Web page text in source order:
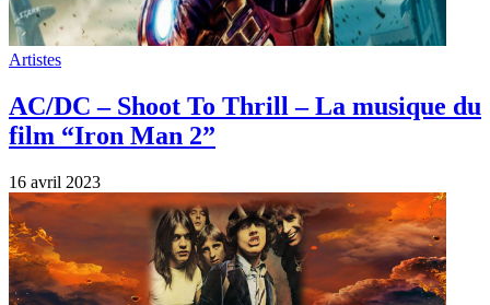
Artistes
AC/DC – Shoot To Thrill – La musique du
film “Iron Man 2”
16 avril 2023